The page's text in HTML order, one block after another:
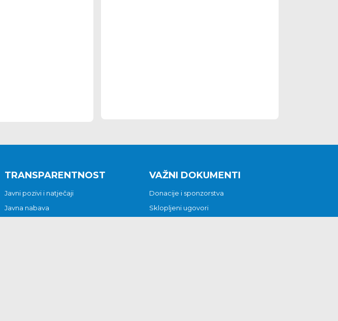
TRANSPARENTNOST
Javni pozivi i natječaji
Javna nabava
VAŽNI DOKUMENTI
Donacije i sponzorstva
Sklopljeni ugovori